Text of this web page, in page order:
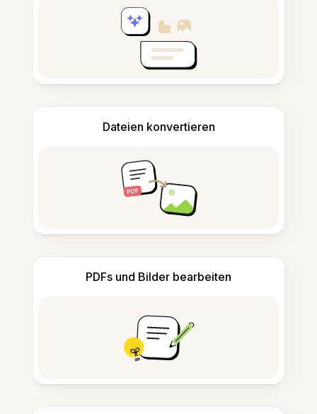
Dateien konvertieren
PDFs und Bilder bearbeiten